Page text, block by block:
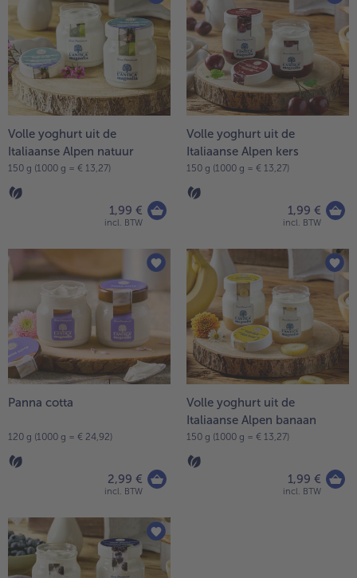
Volle yoghurt uit de
Italiaanse Alpen natuur
150 g (1000 g = € 13,27)
1,99 €
incl. BTW
Volle yoghurt uit de
Italiaanse Alpen kers
150 g (1000 g = € 13,27)
1,99 €
incl. BTW
Panna cotta
120 g (1000 g = € 24,92)
2,99 €
incl. BTW
Volle yoghurt uit de
Italiaanse Alpen banaan
150 g (1000 g = € 13,27)
1,99 €
incl. BTW